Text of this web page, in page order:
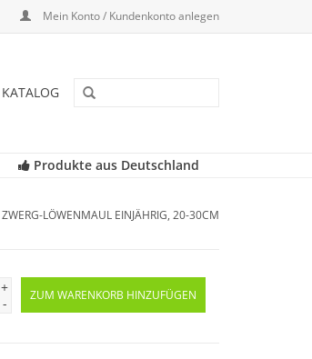
Mein Konto / Kundenkonto anlegen
KATALOG
Produkte aus Deutschland
ZWERG-LÖWENMAUL EINJÄHRIG, 20-30CM
+
-
ZUM WARENKORB HINZUFÜGEN